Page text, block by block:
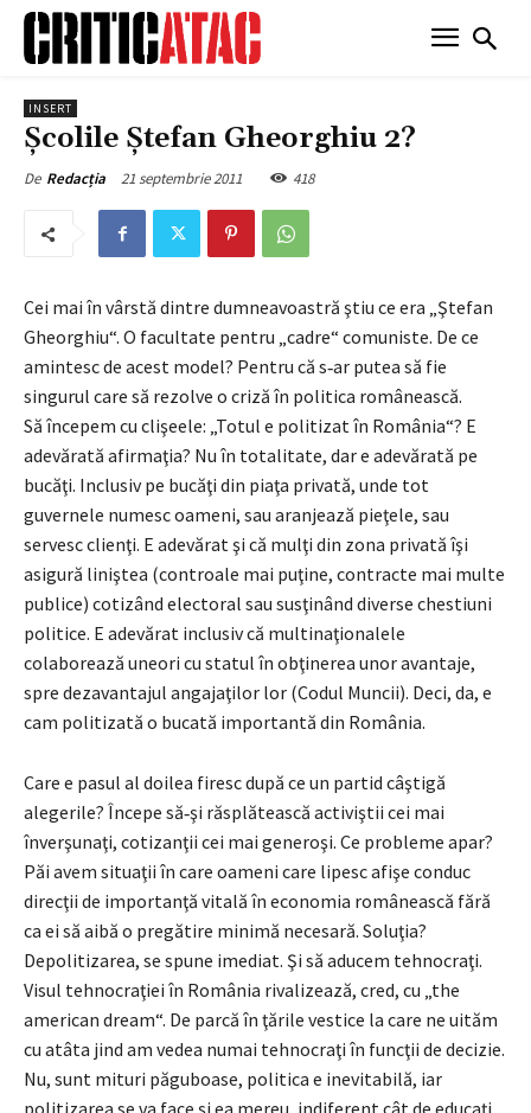
INSERT
Şcolile Ştefan Gheorghiu 2?
De Redacția 21 septembrie 2011 418
Cei mai în vârstă dintre dumneavoastră ştiu ce era „Ştefan
Gheorghiu“. O facultate pentru „cadre“ comuniste. De ce
amintesc de acest model? Pentru că s‑ar putea să fie
singurul care să rezolve o criză în politica românească.
Să începem cu clişeele: „Totul e politizat în România“? E
adevărată afir­ma­ţia? Nu în totalitate, dar e adevărată pe
bucăţi. Inclusiv pe bucăţi din piaţa privată, unde tot
guvernele numesc oameni, sau aranjează pieţele, sau
servesc clienţi. E adevărat şi că mulţi din zona privată îşi
asigură liniştea (controale mai puţine, contracte mai multe
publice) cotizând electoral sau susţinând diverse chestiuni
politice. E adevărat inclusiv că multinaţionalele
colaborează uneori cu statul în obţinerea unor avantaje,
spre dezavantajul angajaţilor lor (Codul Muncii). Deci, da, e
cam politizată o bucată importantă din România.
Care e pasul al doilea firesc după ce un partid câştigă
alegerile? Începe să‑şi răsplătească activiştii cei mai
înverşunaţi, cotizanţii cei mai generoşi. Ce probleme apar?
Păi avem situaţii în care oameni care lipesc afişe conduc
direcţii de importanţă vitală în economia românească fără
ca ei să aibă o pregătire minimă necesară. Soluţia?
Depolitizarea, se spune imediat. Şi să aducem tehnocraţi.
Visul tehnocraţiei în România rivalizează, cred, cu „the
american dream“. De parcă în ţările vestice la care ne uităm
cu atâta jind am vedea numai tehnocraţi în funcţii de decizie.
Nu, sunt mituri păguboase, politica e inevitabilă, iar
politizarea se va face şi ea mereu, indiferent cât de educaţi